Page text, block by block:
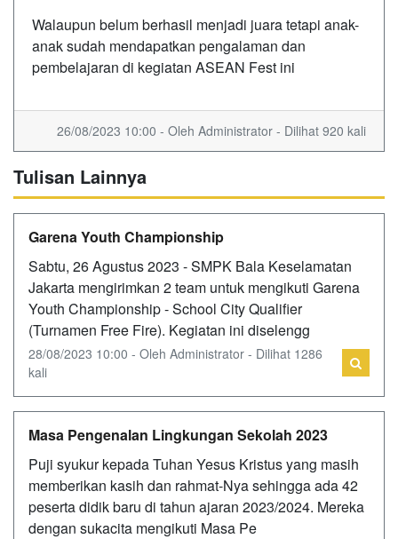
Walaupun belum berhasil menjadi juara tetapi anak-
anak sudah mendapatkan pengalaman dan
pembelajaran di kegiatan ASEAN Fest ini
26/08/2023 10:00 - Oleh Administrator - Dilihat 920 kali
Tulisan Lainnya
Garena Youth Championship
Sabtu, 26 Agustus 2023 - SMPK Bala Keselamatan
Jakarta mengirimkan 2 team untuk mengikuti Garena
Youth Championship - School City Qualifier
(Turnamen Free Fire). Kegiatan ini diselengg
28/08/2023 10:00 - Oleh Administrator - Dilihat 1286
kali
Masa Pengenalan Lingkungan Sekolah 2023
Puji syukur kepada Tuhan Yesus Kristus yang masih
memberikan kasih dan rahmat-Nya sehingga ada 42
peserta didik baru di tahun ajaran 2023/2024. Mereka
dengan sukacita mengikuti Masa Pe